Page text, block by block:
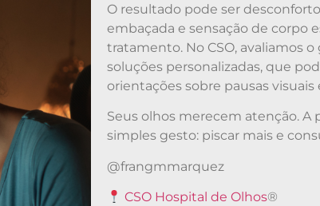
O resultado pode ser
embaçada e sensação de corpo
tratamento. No CSO, avaliamos
soluções personalizadas, que
orientações sobre pausas
Seus olhos merecem atenção.
simples gesto: piscar mais e
@frangmmarquez
CSO Hospital de Olhos®